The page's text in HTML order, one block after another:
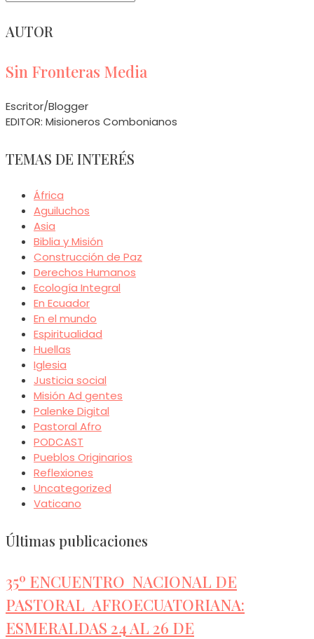
AUTOR
Sin Fronteras Media
Escritor/Blogger
EDITOR: Misioneros Combonianos
TEMAS DE INTERÉS
África
Aguiluchos
Asia
Biblia y Misión
Construcción de Paz
Derechos Humanos
Ecología Integral
En Ecuador
En el mundo
Espiritualidad
Huellas
Iglesia
Justicia social
Misión Ad gentes
Palenke Digital
Pastoral Afro
PODCAST
Pueblos Originarios
Reflexiones
Uncategorized
Vaticano
Últimas publicaciones
35º ENCUENTRO NACIONAL DE
PASTORAL AFROECUATORIANA:
ESMERALDAS 24 AL 26 DE